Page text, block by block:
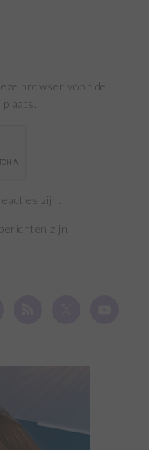
browser voor de
zijn.
zijn.